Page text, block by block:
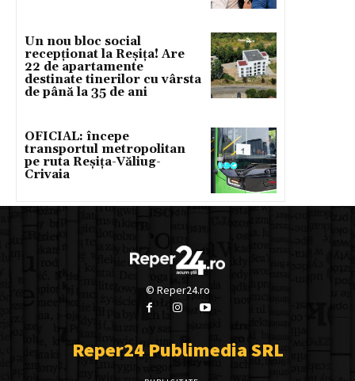
Un nou bloc social
recepționat la Reșița! Are
22 de apartamente
destinate tinerilor cu vârsta
de până la 35 de ani
OFICIAL: începe
transportul metropolitan
pe ruta Reșița-Văliug-
Crivaia
© Reper24.ro
Reper24 Publimedia SRL